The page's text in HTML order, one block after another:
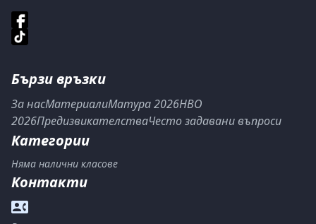
Бързи връзки
За насМатериалиМатура 2026НВО
2026ПредизвикателстваЧесто задавани въпроси
Категории
Няма налични класове
Контакти